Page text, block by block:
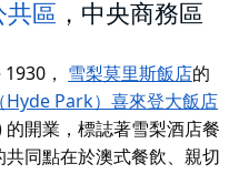
共區 ，中央商務區
， 雪梨莫里斯飯店的
Hyde Park）喜來登大飯店
開業，標誌著雪梨酒店餐
同點在於澳式餐飲、親切